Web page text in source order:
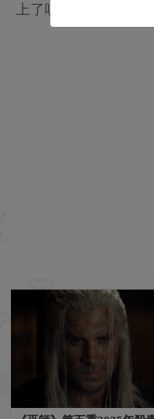
上了呢？歡迎來評論